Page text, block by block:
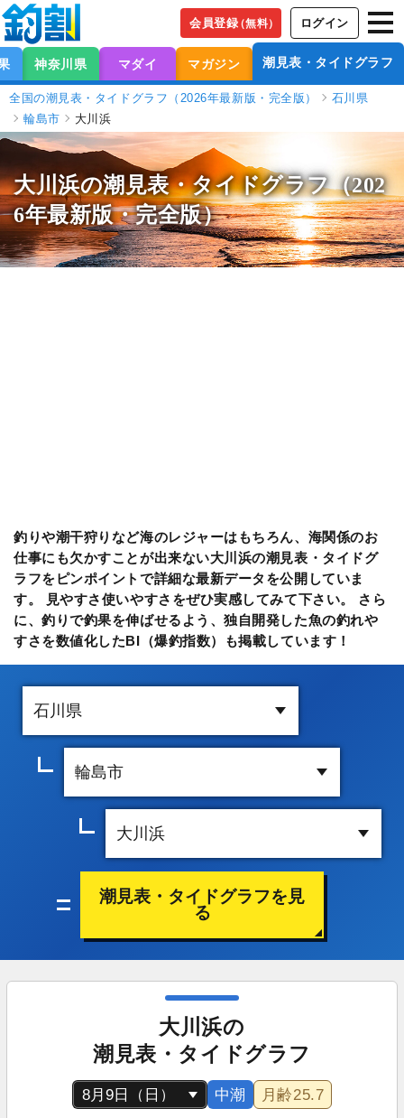
会員登録（無料） ログイン
神奈川県 マダイ マガジン 潮見表・タイドグラフ
全国の潮見表・タイドグラフ（2026年最新版・完全版）
石川県
輪島市
大川浜
大川浜の潮見表・タイドグラフ（202
6年最新版・完全版）
釣りや潮干狩りなど海のレジャーはもちろん、海関係のお
仕事にも欠かすことが出来ない大川浜の潮見表・タイドグ
ラフをピンポイントで詳細な最新データを公開していま
す。 見やすさ使いやすさをぜひ実感してみて下さい。 さら
に、釣りで釣果を伸ばせるよう、独自開発した魚の釣れや
すさを数値化したBI（爆釣指数）も掲載しています！
潮見表・タイドグラフを見
る
大川浜の
潮見表・タイドグラフ
中潮 月齢25.7